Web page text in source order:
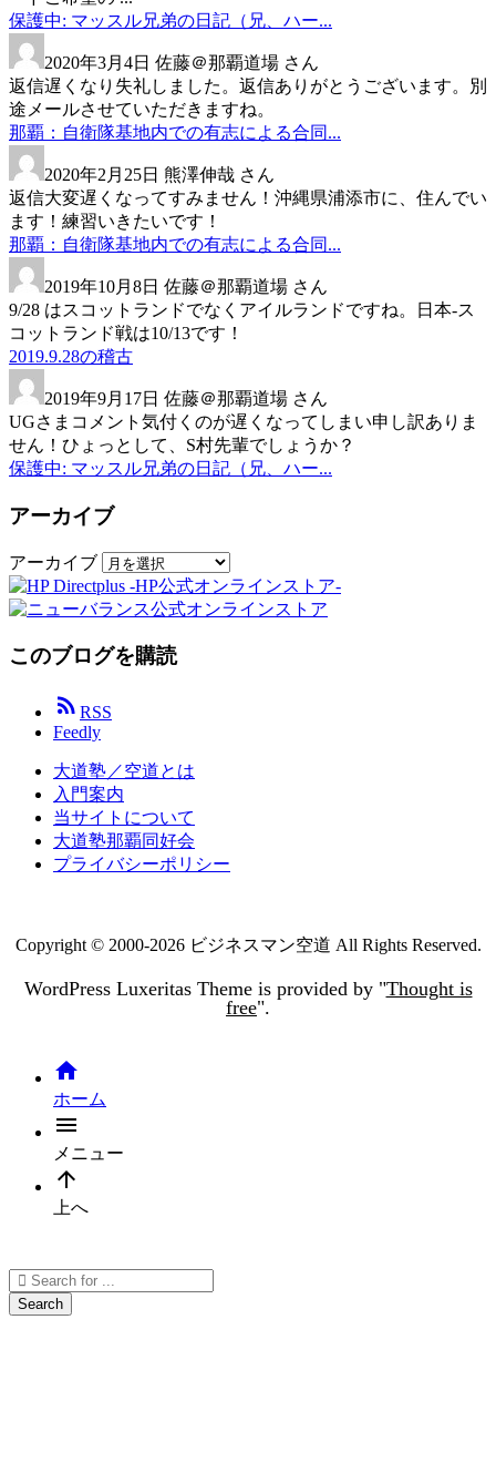
保護中: マッスル兄弟の日記（兄、ハー...
2020年3月4日 佐藤＠那覇道場 さん
返信遅くなり失礼しました。返信ありがとうございます。別
途メールさせていただきますね。
那覇：自衛隊基地内での有志による合同...
2020年2月25日 熊澤伸哉 さん
返信大変遅くなってすみません！沖縄県浦添市に、住んでい
ます！練習いきたいです！
那覇：自衛隊基地内での有志による合同...
2019年10月8日 佐藤＠那覇道場 さん
9/28 はスコットランドでなくアイルランドですね。日本-ス
コットランド戦は10/13です！
2019.9.28の稽古
2019年9月17日 佐藤＠那覇道場 さん
UGさまコメント気付くのが遅くなってしまい申し訳ありま
せん！ひょっとして、S村先輩でしょうか？
保護中: マッスル兄弟の日記（兄、ハー...
アーカイブ
アーカイブ
このブログを購読
 RSS
Feedly
大道塾／空道とは
入門案内
当サイトについて
大道塾那覇同好会
プライバシーポリシー
Copyright © 2000-2026 ビジネスマン空道 All Rights Reserved.
WordPress Luxeritas Theme is provided by "Thought is
free".

ホーム

メニュー

上へ